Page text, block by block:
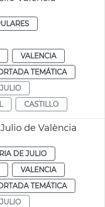
VALENCIA
TEMÁTICA
CASTILLO
de València
DE JULIO
VALENCIA
TEMÁTICA